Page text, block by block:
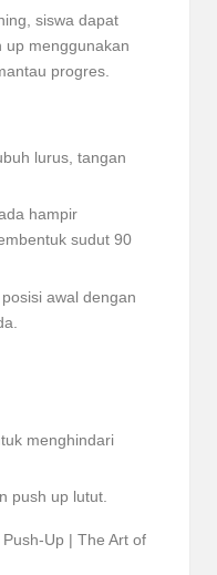
siswa dapat
up menggunakan
progres.
lurus, tangan
hampir
sudut 90
awal dengan
menghindari
push up lutut.
Up | The Art of